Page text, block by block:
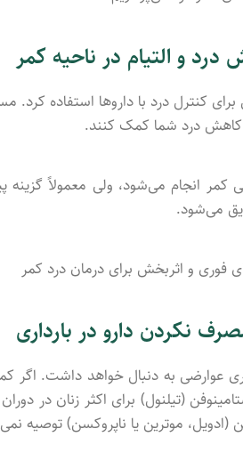
و التیام در ناحیه کمر
کنترل درد با داروها استفاده کرد.
کاهش درد شما کمک کنند.
کمر انجام می‌شود، ولی معمولاً
می‌شود.
فوری و اثربخش برای درمان درد کمر
نکردن دارو در بارداری
عوارضی به دنبال خواهد داشت. اگر
(تیلنول) برای اکثر زنان در